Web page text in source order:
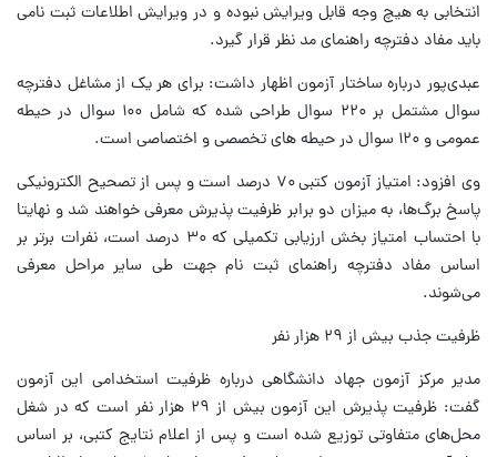
انتخابی به هیچ وجه قابل ویرایش نبوده و در ویرایش اطلاعات ثبت نامی
باید مفاد دفترچه راهنمای مد نظر قرار گیرد.
عبدی‌پور درباره ساختار آزمون اظهار داشت: برای هر یک از مشاغل دفترچه
سوال مشتمل بر ۲۲۰ سوال طراحی شده که شامل ۱۰۰ سوال در حیطه
عمومی و ۱۲۰ سوال در حیطه های تخصصی و اختصاصی است.
وی افزود: امتیاز آزمون کتبی ۷۰ درصد است و پس از تصحیح الکترونیکی
پاسخ برگ‌ها، به میزان دو برابر ظرفیت پذیرش معرفی خواهند شد و نهایتا
با احتساب امتیاز بخش ارزیابی تکمیلی که ۳۰ درصد است، نفرات برتر بر
اساس مفاد دفترچه راهنمای ثبت نام جهت طی سایر مراحل معرفی
می‌شوند.
ظرفیت جذب بیش از ۲۹ هزار نفر
مدیر مرکز آزمون جهاد دانشگاهی درباره ظرفیت استخدامی این آزمون
گفت: ظرفیت پذیرش این آزمون بیش از ۲۹ هزار نفر است که در شغل
محل‌های متفاوتی توزیع شده است و پس از اعلام نتایج کتبی، بر اساس